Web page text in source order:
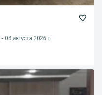
- 03 августа 2026 г.